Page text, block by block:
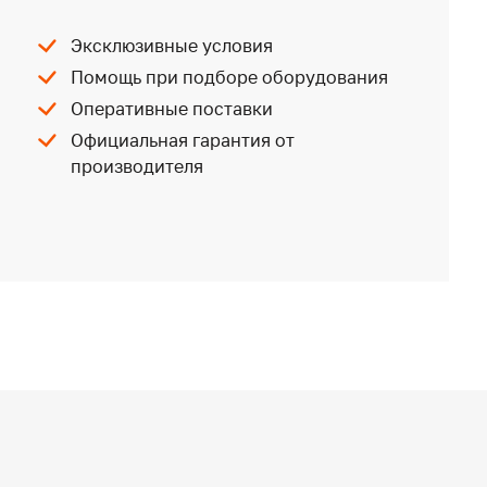
Эксклюзивные условия
Помощь при подборе оборудования
Оперативные поставки
Официальная гарантия от
производителя